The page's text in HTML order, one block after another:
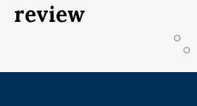
review